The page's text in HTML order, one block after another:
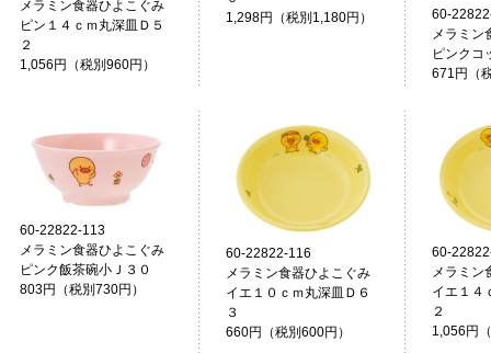
メラミン食器ひよこぐみ
ピン１４ｃｍ丸深皿Ｄ５
２
1,056円（税別960円）
1,298円（税別1,180円）
60-
メラミン
ピンクコ
671円（
60-22822-113
メラミン食器ひよこぐみ
ピンク飯茶碗小Ｊ３０
803円（税別730円）
60-22822-116
メラミン食器ひよこぐみ
イエ１０ｃｍ丸深皿Ｄ６
３
660円（税別600円）
60-
メラミン
イエ１４
２
1,056円